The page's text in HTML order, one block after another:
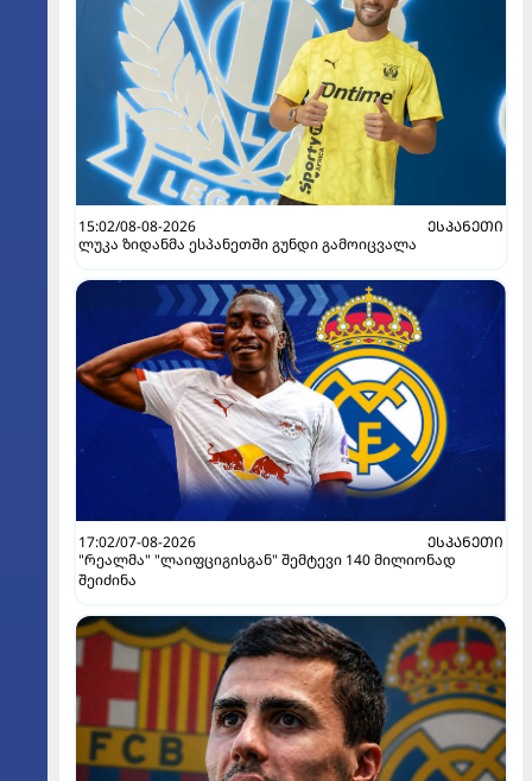
15:02/08-08-2026
ᲔᲡᲞᲐᲜᲔᲗᲘ
ლუკა ზიდანმა ესპანეთში გუნდი გამოიცვალა
17:02/07-08-2026
ᲔᲡᲞᲐᲜᲔᲗᲘ
"რეალმა" "ლაიფციგისგან" შემტევი 140 მილიონად
შეიძინა